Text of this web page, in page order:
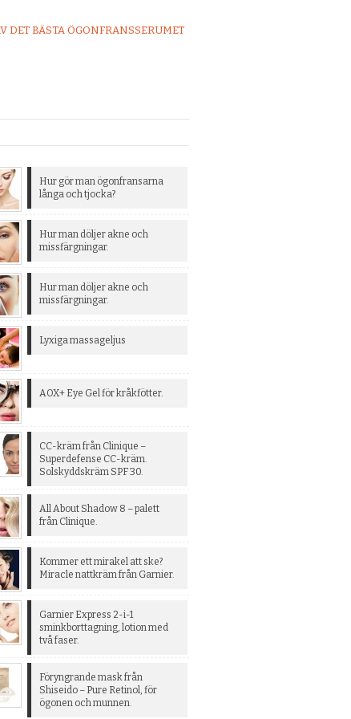
DET BÄSTA ÖGONFRANSSERUMET
Hur gör man ögonfransarna
långa och tjocka?
Hur man döljer akne och
missfärgningar.
Hur man döljer akne och
missfärgningar.
Lyxiga massageljus
AOX+ Eye Gel för kråkfötter.
CC-kräm från Clinique –
Superdefense CC-kräm.
Solskyddskräm SPF 30.
All About Shadow 8 – palett
från Clinique.
Kommer ett mirakel att ske?
Miracle nattkräm från Garnier.
Garnier Express 2-i-1
sminkborttagning, lotion med
två faser.
Föryngrande mask från
Shiseido – Pure Retinol, för
ögonen och munnen.